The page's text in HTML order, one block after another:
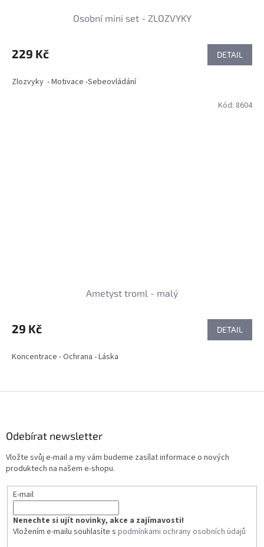
Osobní mini set - ZLOZVYKY
229 Kč DETAIL
Zlozvyky - Motivace -Sebeovládání
Ametyst troml - malý
29 Kč DETAIL
Koncentrace - Ochrana - Láska
Kód: 8604
Odebírat newsletter
Vložte svůj e-mail a my vám budeme zasílat informace o nových
produktech na našem e-shopu.
E-mail
Nenechte si ujít novinky, akce a zajímavosti!
Vložením e-mailu souhlasíte s podmínkami ochrany osobních údajů